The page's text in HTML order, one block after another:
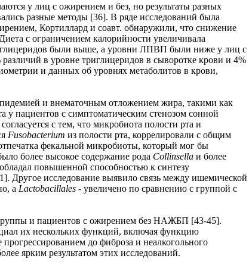
у лиц с ожирением и без, но результаты разных
разные методы [36]. В ряде исследований была
Кортиллард и соавт. обнаружили, что снижение
с ограничением калорийности увеличивала
были выше, а уровни ЛПВП были ниже у лиц с
в уровне триглицеридов в сыворотке крови и 4%
и данных об уровнях метаболитов в крови,
и внематочным отложением жира, такими как
у пациентов с симптоматическим стенозом сонной
с тем, что микробиота полости рта и
Fusobacterium из полости рта, коррелировали с общим
фекальной микробиоты, который мог бы
более высокое содержание рода Collinsella и более
повышенной способностью к синтезу
Другое исследование выявило связь между ишемической
а Lactobacillales - увеличено по сравнению с группой с
и пациентов с ожирением без НАЖБП [43-45].
их нескольких функций, включая функцию
до фиброза и неалкогольного
ярким результатом этих исследований.